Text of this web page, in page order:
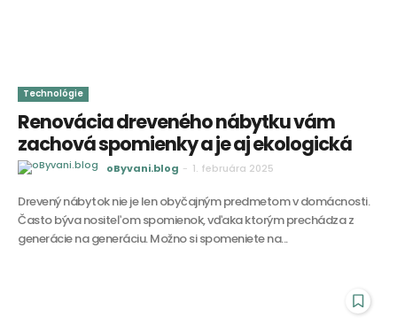
Technológie
Renovácia dreveného nábytku vám
zachová spomienky a je aj ekologická
oByvani.blog - 1. februára 2025
Drevený nábytok nie je len obyčajným predmetom v domácnosti.
Často býva nositeľom spomienok, vďaka ktorým prechádza z
generácie na generáciu. Možno si spomeniete na...